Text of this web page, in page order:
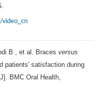
video_cn
B , et al. Braces versus
patients′ satisfaction during
BMC Oral Health